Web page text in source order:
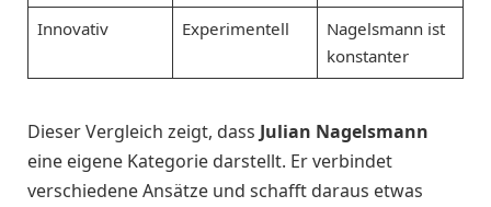
Innovativ
Experimentell
Nagelsmann ist
konstanter
Dieser Vergleich zeigt, dass Julian Nagelsmann
eine eigene Kategorie darstellt. Er verbindet
verschiedene Ansätze und schafft daraus etwas